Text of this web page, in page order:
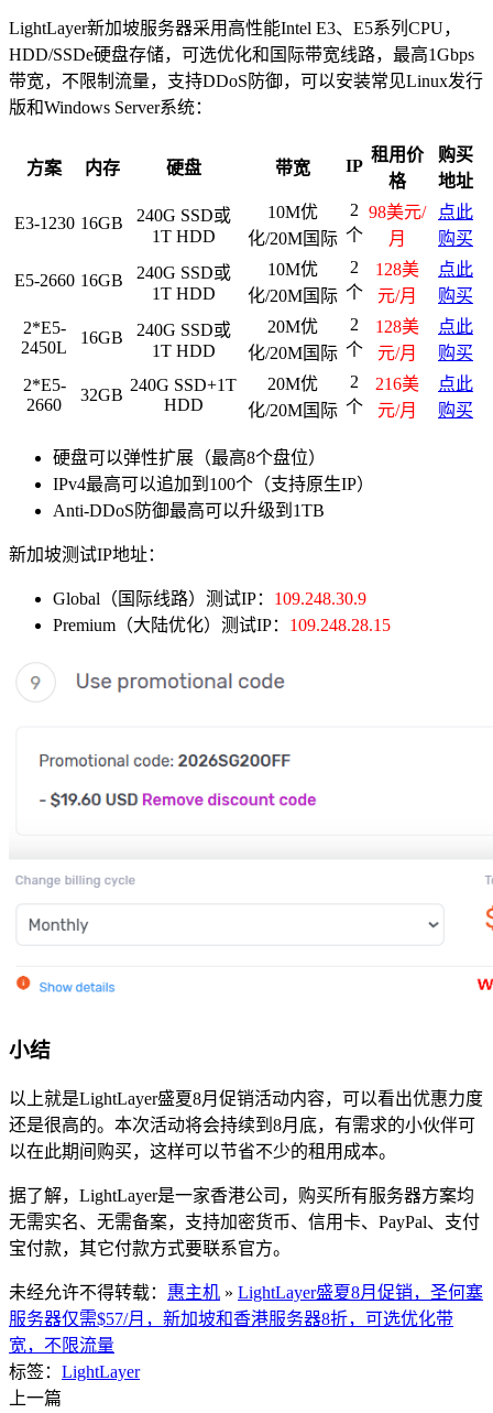
LightLayer新加坡服务器采用高性能Intel E3、E5系列CPU，
HDD/SSDe硬盘存储，可选优化和国际带宽线路，最高1Gbps
带宽，不限制流量，支持DDoS防御，可以安装常见Linux发行
版和Windows Server系统：
方案 内存 硬盘 带宽 IP
租用价
格
购买
地址
E3-1230 16GB
240G SSD或
1T HDD
10M优
化/20M国际
2
个
98美元/
月
点此
购买
E5-2660 16GB
240G SSD或
1T HDD
10M优
化/20M国际
2
个
128美
元/月
点此
购买
2*E5-
2450L
16GB
240G SSD或
1T HDD
20M优
化/20M国际
2
个
128美
元/月
点此
购买
2*E5-
2660
32GB
240G SSD+1T
HDD
20M优
化/20M国际
2
个
216美
元/月
点此
购买
硬盘可以弹性扩展（最高8个盘位）
IPv4最高可以追加到100个（支持原生IP）
Anti-DDoS防御最高可以升级到1TB
新加坡测试IP地址：
Global（国际线路）测试IP： 109.248.30.9
Premium（大陆优化）测试IP： 109.248.28.15
小结
以上就是LightLayer盛夏8月促销活动内容，可以看出优惠力度
还是很高的。本次活动将会持续到8月底，有需求的小伙伴可
以在此期间购买，这样可以节省不少的租用成本。
据了解，LightLayer是一家香港公司，购买所有服务器方案均
无需实名、无需备案，支持加密货币、信用卡、PayPal、支付
宝付款，其它付款方式要联系官方。
未经允许不得转载： 惠主机 » LightLayer盛夏8月促销，圣何塞
服务器仅需$57/月，新加坡和香港服务器8折，可选优化带
宽，不限流量
标签： LightLayer
上一篇